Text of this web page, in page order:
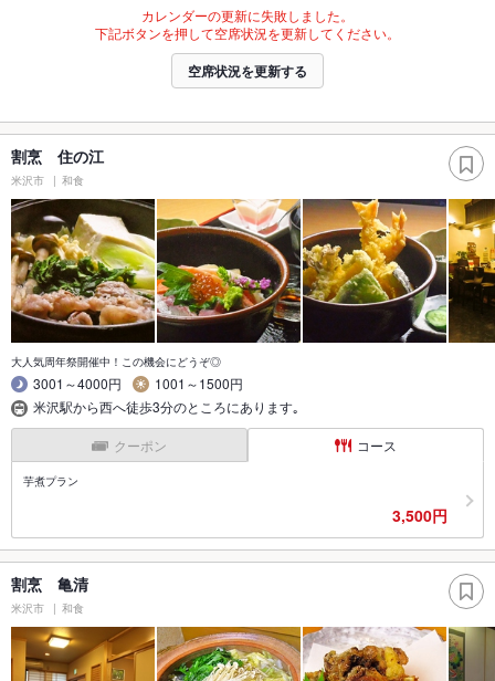
カレンダーの更新に失敗しました。
下記ボタンを押して空席状況を更新してください。
空席状況を更新する
割烹 住の江
米沢市 和食
大人気周年祭開催中！この機会にどうぞ◎
3001～4000円
1001～1500円
米沢駅から西へ徒歩3分のところにあります｡
クーポン コース
芋煮プラン
3,500円
割烹 亀清
米沢市 和食